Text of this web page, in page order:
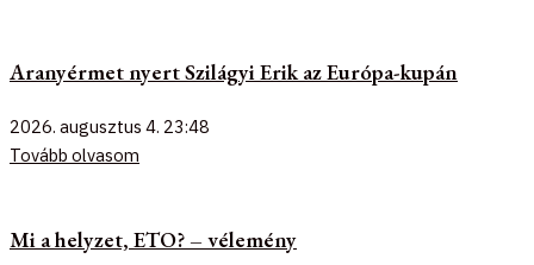
Aranyérmet nyert Szilágyi Erik az Európa-kupán
2026. augusztus 4. 23:48
Tovább olvasom
Mi a helyzet, ETO? – vélemény